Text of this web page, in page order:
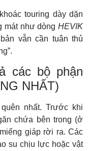
touring dày dặn
mát như dòng HEVIK
vẫn cần tuân thủ
các bộ phận
NHẤT)
nhất. Trước khi
chứa bên trong (ở
giáp rời ra. Các
su chịu lực hoặc vật